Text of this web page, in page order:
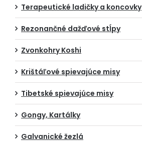
Terapeutické ladičky a koncovky
Rezonančné dažďové stĺpy
Zvonkohry Koshi
Krištáľové spievajúce misy
Tibetské spievajúce misy
Gongy, Kartálky
Galvanické žezlá